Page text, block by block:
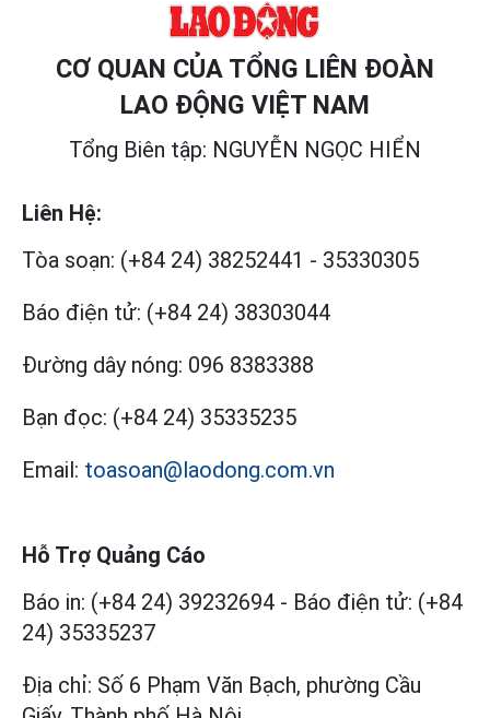
CƠ QUAN CỦA TỔNG LIÊN ĐOÀN
LAO ĐỘNG VIỆT NAM
Tổng Biên tập: NGUYỄN NGỌC HIỂN
Liên Hệ:
Tòa soạn: (+84 24) 38252441 - 35330305
Báo điện tử: (+84 24) 38303044
Đường dây nóng: 096 8383388
Bạn đọc: (+84 24) 35335235
Email: toasoan@laodong.com.vn
Hỗ Trợ Quảng Cáo
Báo in: (+84 24) 39232694 - Báo điện tử: (+84
24) 35335237
Địa chỉ: Số 6 Phạm Văn Bạch, phường Cầu